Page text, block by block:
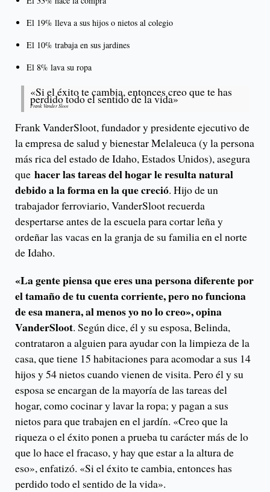
El 19% lleva a sus hijos o nietos al colegio
El 10% trabaja en sus jardines
El 8% lava su ropa
«Si el éxito te cambia, entonces creo que te has
perdido todo el sentido de la vida»
Frank Vander Sloot
Frank VanderSloot, fundador y presidente ejecutivo de
la empresa de salud y bienestar Melaleuca (y la persona
más rica del estado de Idaho, Estados Unidos), asegura
que hacer las tareas del hogar le resulta natural
debido a la forma en la que creció. Hijo de un
trabajador ferroviario, VanderSloot recuerda
despertarse antes de la escuela para cortar leña y
ordeñar las vacas en la granja de su familia en el norte
de Idaho.
«La gente piensa que eres una persona diferente por
el tamaño de tu cuenta corriente, pero no funciona
de esa manera, al menos yo no lo creo», opina
VanderSloot. Según dice, él y su esposa, Belinda,
contrataron a alguien para ayudar con la limpieza de la
casa, que tiene 15 habitaciones para acomodar a sus 14
hijos y 54 nietos cuando vienen de visita. Pero él y su
esposa se encargan de la mayoría de las tareas del
hogar, como cocinar y lavar la ropa; y pagan a sus
nietos para que trabajen en el jardín. «Creo que la
riqueza o el éxito ponen a prueba tu carácter más de lo
que lo hace el fracaso, y hay que estar a la altura de
eso», enfatizó. «Si el éxito te cambia, entonces has
perdido todo el sentido de la vida».